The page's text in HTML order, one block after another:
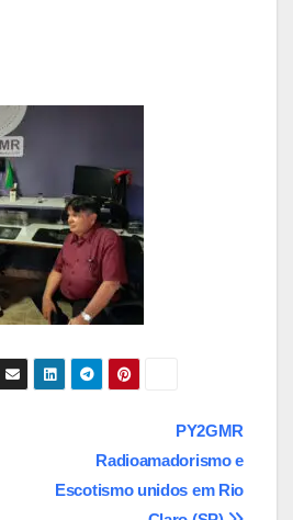
PY2GMR
Radioamadorismo e
Escotismo unidos em Rio